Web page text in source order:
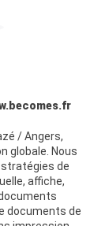
/ Angers,
globale. Nous
de
affiche,
documents de